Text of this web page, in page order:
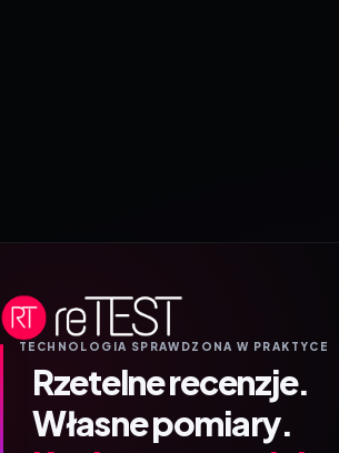
TECHNOLOGIA SPRAWDZONA W PRAKTYCE
Rzetelne recenzje.
Własne pomiary.